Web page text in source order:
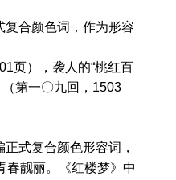
合颜色词，作为形容
页），袭人的“桃红百
第一〇九回，1503
式复合颜色形容词，
春靓丽。《红楼梦》中